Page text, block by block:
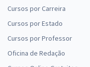
Cursos por Carreira
Cursos por Estado
Cursos por Professor
Oficina de Redação